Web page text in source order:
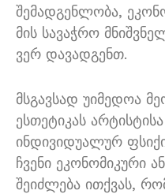
შემადგენლობა,
მის სავაჭრო
ვერ დავადგენთ.
მსგავსად უიმედოა
ესთეტიკას
ინდივიდუალურ
ჩვენი ეკონომიკური
შეიძლება ითქვას,